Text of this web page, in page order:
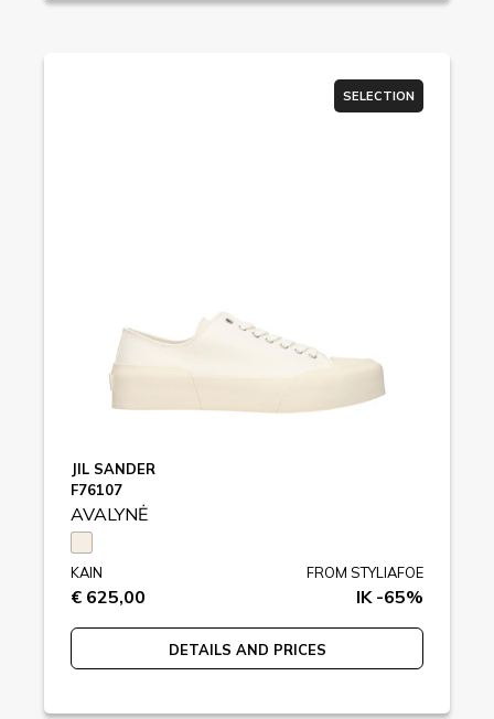
SELECTION
JIL SANDER
F76107
AVALYNĖ
KAIN
€ 625,00
FROM STYLIAFOE
IK -65%
DETAILS AND PRICES